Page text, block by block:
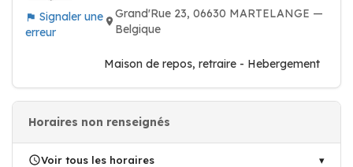
Signaler une
erreur
Grand'Rue 23, 06630 MARTELANGE —
Belgique
Maison de repos, retraire - Hebergement
Horaires non renseignés
Voir tous les horaires